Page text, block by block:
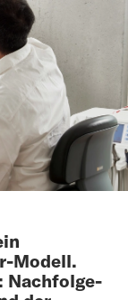
Modell.
Nachfolge-